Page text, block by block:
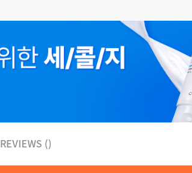
REVIEWS ()